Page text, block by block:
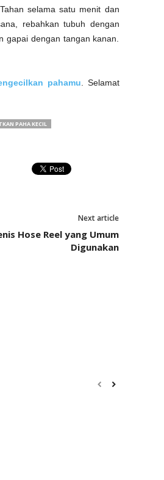
selama satu menit dan
rebahkan tubuh dengan
gapai dengan tangan kanan.
pahamu . Selamat
PAHA KECIL
Next article
Hose Reel yang Umum
Digunakan